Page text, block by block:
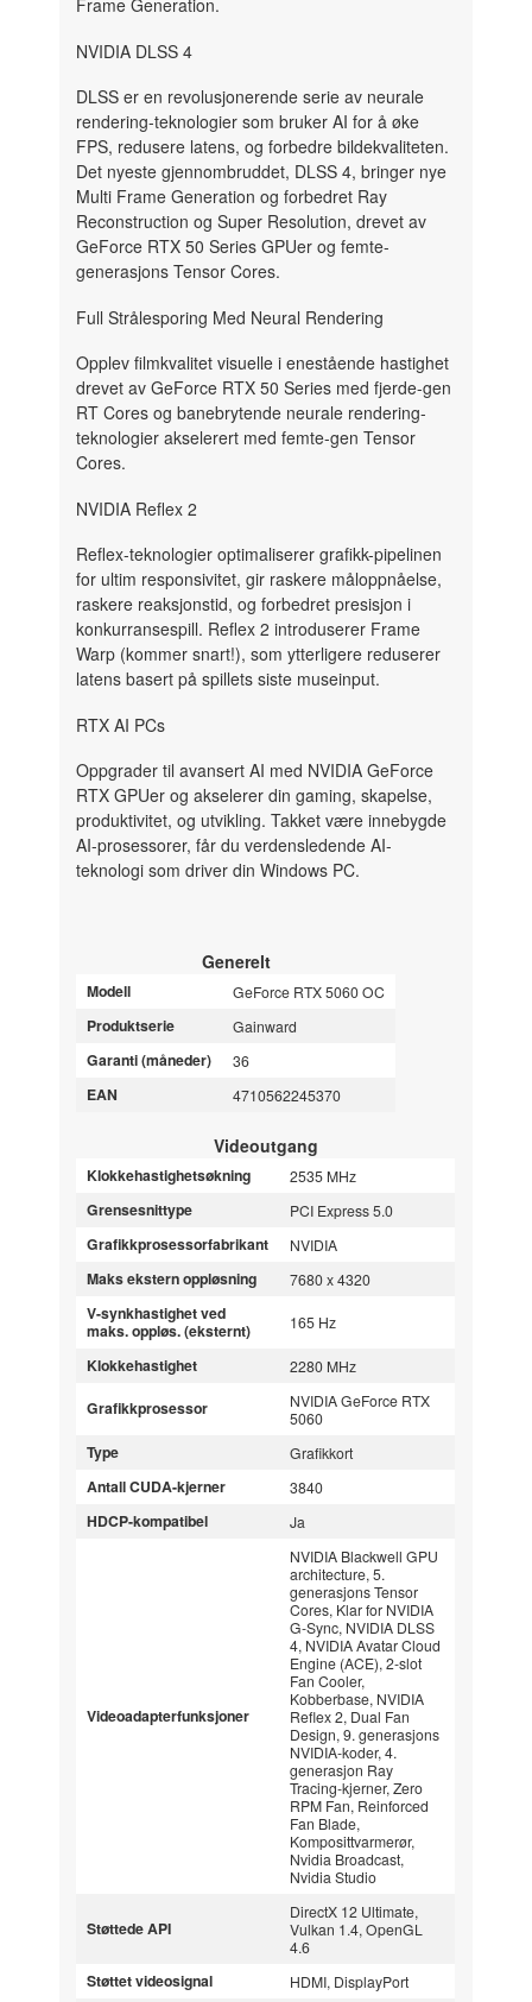
Frame Generation.
NVIDIA DLSS 4
DLSS er en revolusjonerende serie av neurale
rendering-teknologier som bruker AI for å øke
FPS, redusere latens, og forbedre bildekvaliteten.
Det nyeste gjennombruddet, DLSS 4, bringer nye
Multi Frame Generation og forbedret Ray
Reconstruction og Super Resolution, drevet av
GeForce RTX 50 Series GPUer og femte-
generasjons Tensor Cores.
Full Strålesporing Med Neural Rendering
Opplev filmkvalitet visuelle i enestående hastighet
drevet av GeForce RTX 50 Series med fjerde-gen
RT Cores og banebrytende neurale rendering-
teknologier akselerert med femte-gen Tensor
Cores.
NVIDIA Reflex 2
Reflex-teknologier optimaliserer grafikk-pipelinen
for ultim responsivitet, gir raskere måloppnåelse,
raskere reaksjonstid, og forbedret presisjon i
konkurransespill. Reflex 2 introduserer Frame
Warp (kommer snart!), som ytterligere reduserer
latens basert på spillets siste museinput.
RTX AI PCs
Oppgrader til avansert AI med NVIDIA GeForce
RTX GPUer og akselerer din gaming, skapelse,
produktivitet, og utvikling. Takket være innebygde
AI-prosessorer, får du verdensledende AI-
teknologi som driver din Windows PC.
Generelt
Modell GeForce RTX 5060 OC
Produktserie Gainward
Garanti (måneder) 36
EAN 4710562245370
Videoutgang
Klokkehastighetsøkning 2535 MHz
Grensesnittype PCI Express 5.0
Grafikkprosessorfabrikant NVIDIA
Maks ekstern oppløsning 7680 x 4320
V-synkhastighet ved
maks. oppløs. (eksternt)
165 Hz
Klokkehastighet 2280 MHz
Grafikkprosessor
NVIDIA GeForce RTX
5060
Type Grafikkort
Antall CUDA-kjerner 3840
HDCP-kompatibel Ja
Videoadapterfunksjoner
NVIDIA Blackwell GPU
architecture, 5.
generasjons Tensor
Cores, Klar for NVIDIA
G-Sync, NVIDIA DLSS
4, NVIDIA Avatar Cloud
Engine (ACE), 2-slot
Fan Cooler,
Kobberbase, NVIDIA
Reflex 2, Dual Fan
Design, 9. generasjons
NVIDIA-koder, 4.
generasjon Ray
Tracing-kjerner, Zero
RPM Fan, Reinforced
Fan Blade,
Komposittvarmerør,
Nvidia Broadcast,
Nvidia Studio
Støttede API
DirectX 12 Ultimate,
Vulkan 1.4, OpenGL
4.6
Støttet videosignal HDMI, DisplayPort